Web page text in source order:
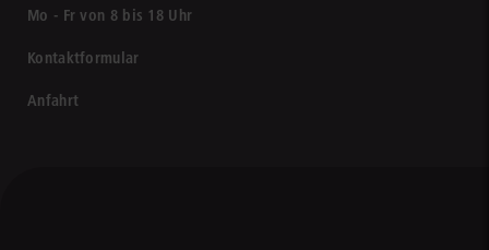
Mo - Fr von 8 bis 18 Uhr
Kontaktformular
Anfahrt